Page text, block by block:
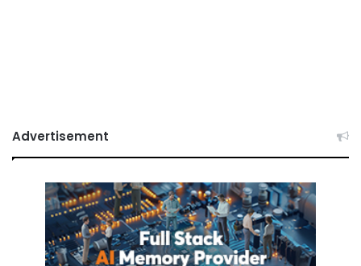
Advertisement